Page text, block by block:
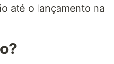
até o lançamento na